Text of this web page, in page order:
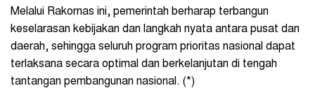
Melalui Rakornas ini, pemerintah berharap terbangun
keselarasan kebijakan dan langkah nyata antara pusat dan
daerah, sehingga seluruh program prioritas nasional dapat
terlaksana secara optimal dan berkelanjutan di tengah
tantangan pembangunan nasional. (*)